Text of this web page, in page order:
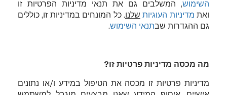
השימוש, המשלבים גם את תנאי מדיניות הפרטיות זו
ואת מדיניות העוגיות שלנו. כל המונחים במדיניות זו, כוללים
גם ההגדרות שבתנאי השימוש.
מה מכסה מדיניות פרטיות זו?
מדיניות פרטיות זו מכסה את הטיפול במידע ו/או נתונים